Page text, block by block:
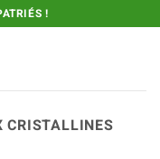
!
CRISTALLINES